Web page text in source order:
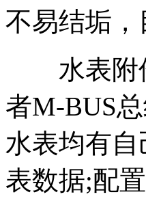
不易结垢
水表附件
者M-BUS
水表均有
表数据;配